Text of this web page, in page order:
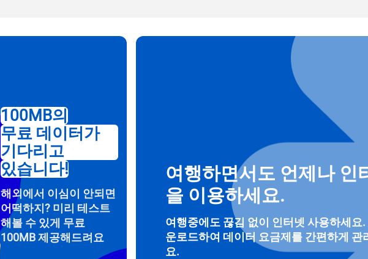
How do I get my eSim?
100MB의
무료 데이터가
기다리고
있습니다!
해외에서 이심이 안되면
어떡하지? 미리 테스트
해볼 수 있게 무료
100MB 제공해드려요
여행하면서도 언제나 인
을 이용하세요.
여행중에도 끊김 없이 인터넷 사용하세요
운로드하여 데이터 요금제를 간편하게 관
요.
로그인 또는 회원가입